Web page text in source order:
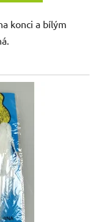
konci a bílým